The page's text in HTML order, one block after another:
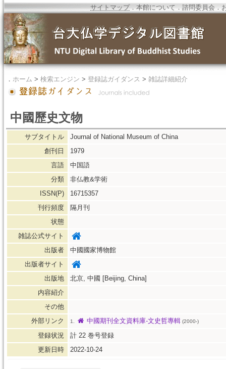
サイトマップ．本館について．諮問委員会．
． ホーム > 検索エンジン > 登録誌ガイダンス > 雑誌詳細紹介
中國歷史文物
サブタイトル
Journal of National Museum of China
創刊日
1979
言語
中国語
分類
非仏教&学術
ISSN(P)
16715357
刊行頻度
隔月刊
状態
雑誌公式サイト
出版者
中國國家博物館
出版者サイト
出版地
北京, 中國 [Beijing, China]
内容紹介
その他
外部リンク
1. 中國期刊全文資料庫-文史哲專輯 (2000-)
登録状況 計 22 巻号登録
更新日時
2022-10-24